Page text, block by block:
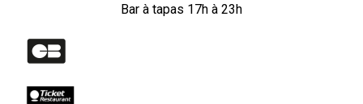
Bar à tapas 17h à 23h